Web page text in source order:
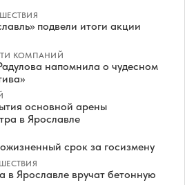
подвели итоги акции
КОМПАНИЙ
напомнила о чудесном
основной арены
в Ярославле
срок за госизмену
в Ярославле вручат бетонную